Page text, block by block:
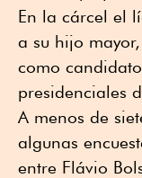
En la cárcel el
a su hijo
como
presidenciales
A menos de
algunas
entre Flávio